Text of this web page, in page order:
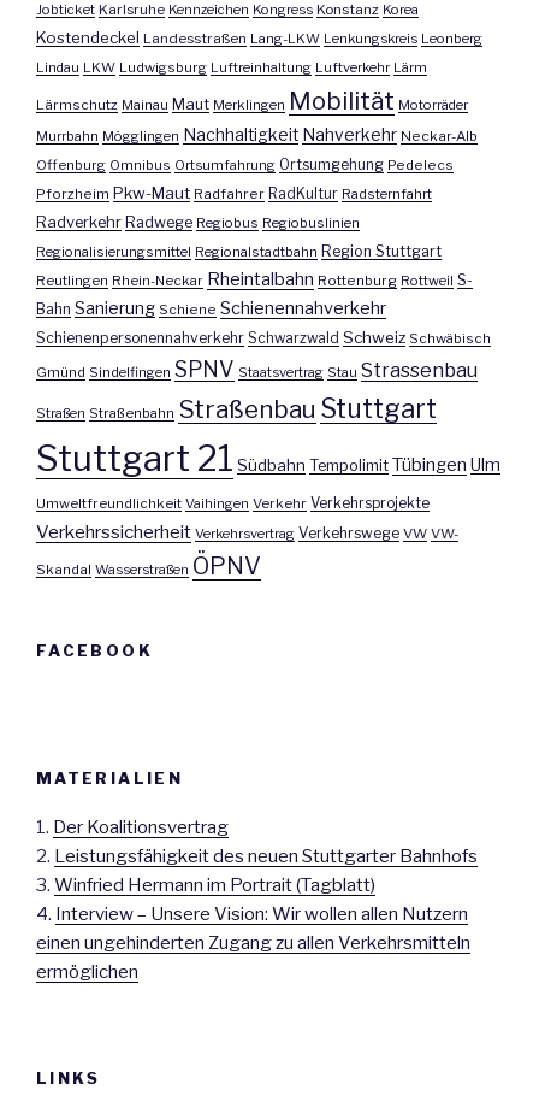
Jobticket Karlsruhe Kennzeichen Kongress Konstanz Korea
Kostendeckel Landesstraßen Lang-LKW Lenkungskreis Leonberg
Lindau LKW Ludwigsburg Luftreinhaltung Luftverkehr Lärm
Lärmschutz Mainau Maut Merklingen Mobilität Motorräder
Murrbahn Mögglingen Nachhaltigkeit Nahverkehr Neckar-Alb
Offenburg Omnibus Ortsumfahrung Ortsumgehung Pedelecs
Pforzheim Pkw-Maut Radfahrer RadKultur Radsternfahrt
Radverkehr Radwege Regiobus Regiobuslinien
Regionalisierungsmittel Regionalstadtbahn Region Stuttgart
Reutlingen Rhein-Neckar Rheintalbahn Rottenburg Rottweil S-
Bahn Sanierung Schiene Schienennahverkehr
Schienenpersonennahverkehr Schwarzwald Schweiz Schwäbisch
Gmünd Sindelfingen SPNV Staatsvertrag Stau Strassenbau
Straßen Straßenbahn Straßenbau Stuttgart
Stuttgart 21 Südbahn Tempolimit Tübingen Ulm
Umweltfreundlichkeit Vaihingen Verkehr Verkehrsprojekte
Verkehrssicherheit Verkehrsvertrag Verkehrswege VW VW-
Skandal Wasserstraßen ÖPNV
FACEBOOK
MATERIALIEN
1. Der Koalitionsvertrag
2. Leistungsfähigkeit des neuen Stuttgarter Bahnhofs
3. Winfried Hermann im Portrait (Tagblatt)
4. Interview – Unsere Vision: Wir wollen allen Nutzern
einen ungehinderten Zugang zu allen Verkehrsmitteln
ermöglichen
LINKS